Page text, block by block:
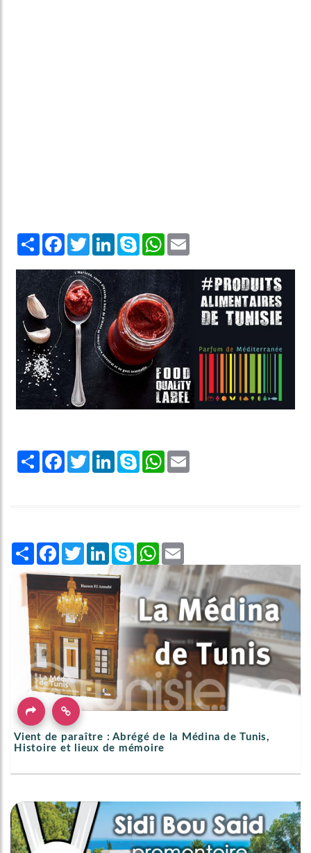
Share Facebook
TwitterLinkedInSkype WhatsApp
Share Facebook
TwitterLinkedInSkype WhatsApp
Share Facebook
TwitterLinkedInSkype WhatsApp
Vient de paraître : Abrégé de la Médina de Tunis,
Histoire et lieux de mémoire